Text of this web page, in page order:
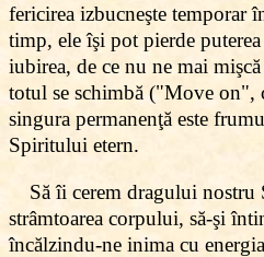
fericirea izbucneşte temporar
timp, ele îşi pot pierde
iubirea, de ce nu ne mai
totul se schimbă ("Move on",
singura permanenţă este
Spiritului etern.
Să îi cerem dragului nostru
strâmtoarea corpului, să-şi
încălzindu-ne inima cu